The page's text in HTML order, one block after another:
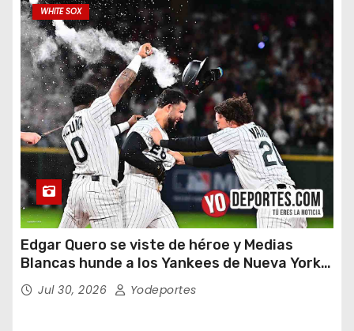
WHITE SOX
Edgar Quero se viste de héroe y Medias
Blancas hunde a los Yankees de Nueva York
en doce entradas
Jul 30, 2026 Yodeportes